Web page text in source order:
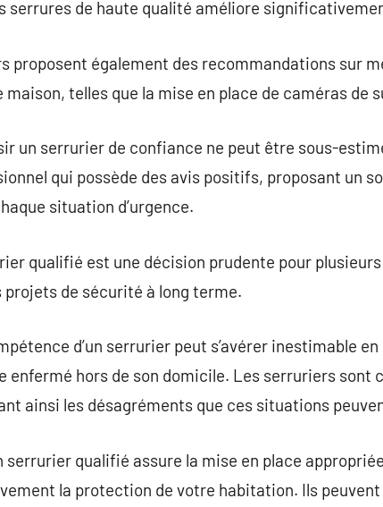
serrures de haute qualité améliore
proposent également des recommandations sur
telles que la mise en place de caméras de
un serrurier de confiance ne peut être sous-
qui possède des avis positifs, proposant un
situation d’urgence.
qualifié est une décision prudente pour
projets de sécurité à long terme.
d’un serrurier peut s’avérer inestimable
enfermé hors de son domicile. Les serruriers sont
ainsi les désagréments que ces situations
serrurier qualifié assure la mise en place
la protection de votre habitation. Ils